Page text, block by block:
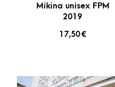
Mikina unisex FPM
2019
17,50€